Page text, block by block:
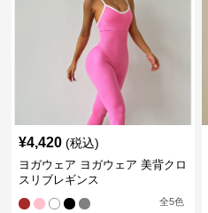
¥4,420 (税込)
ヨガウェア ヨガウェア 美背クロ
スリブレギンス
全5色